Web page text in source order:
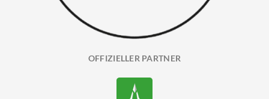
OFFIZIELLER PARTNER